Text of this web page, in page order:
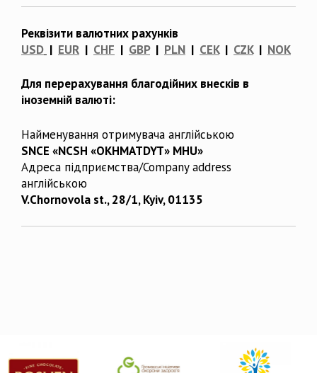
Реквізити валютних рахунків
USD | EUR | CHF | GBP| PLN | CEK| CZK| NOK
Для перерахування благодійних внесків в
іноземній валюті:
Найменування отримувача англійською
SNCE «NCSH «OKHMATDYT» MHU»
Адреса підприємства/Company address
англійською
V.Chornovola st., 28/1, Kyiv, 01135